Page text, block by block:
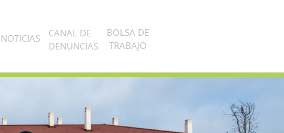
NOTICIAS
CANAL DE
DENUNCIAS
BOLSA DE
TRABAJO